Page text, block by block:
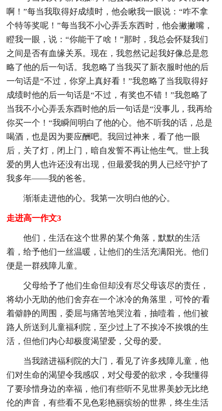
啊！”每当我取得好成绩时，他会瞅我一眼说：“咋不拿
个特等奖呢！”每当我不小心弄丢东西时，他会撇撇嘴，
瞪我一眼，说：“你能干了啥！”那时，我总会怀疑我们
之间是否有血缘关系。现在，我忽然记起我好像总是忽
略了他的后一句话。我忽略了当我买了新衣服时他的后
一句话是“不过，你穿上真好看！”我忽略了当我取得好
成绩时他的后一句话是“不过，有奖也不错！”我忽略了
当我不小心弄丢东酉时他的后一句话是“没事儿，我再给
你买一个！“我瞬间明白了他的心。他不听我的话，总是
喝酒，也是因为要应酬吧。我回过神来，看了他一眼
后，关了灯，闭上门，暗自发誓不再让他生气。世上我
爱的男人也许还没有出现，但最爱我的男人已经守护了
我多年——我的爸爸。
渐渐走进他的心。我第一次明白他的心。
走进高一作文3
他们，生活在这个世界的某个角落，默默的生活
着，给予他们一丝温暖，让他们的生活充满阳光。他们
便是一群残障儿童。
父母给予了他们生命但却没有尽父母该尽的责任，
将幼小无助的他们舍弃在一个冰冷的角落里，可怜的'看
着僻静的周围，委屈与痛苦地哭泣着，抽噎着，他们被
路人所送到儿童福利院，至少过上了不挨冷不挨饿的生
活，但他们内心却极度渴望爱，父母的爱。
当我踏进福利院的大门，看见了许多残障儿童，他
们对生命的渴望令我感叹，对父母爱的欲求，令我懂得
了要珍惜身边的幸福，他们有些听不见世界美妙无比绝
伦的声音，有些看不见色彩艳丽缤纷的世界，终生生活